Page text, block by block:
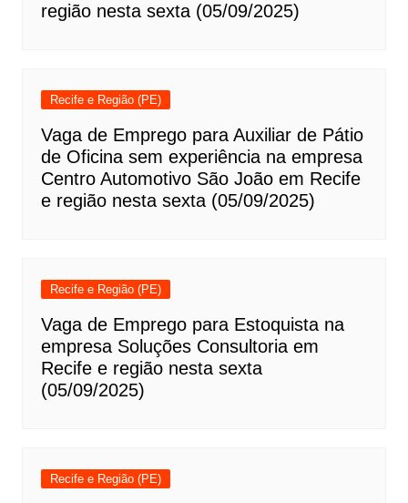
região nesta sexta (05/09/2025)
Recife e Região (PE)
Vaga de Emprego para Auxiliar de Pátio
de Oficina sem experiência na empresa
Centro Automotivo São João em Recife
e região nesta sexta (05/09/2025)
Recife e Região (PE)
Vaga de Emprego para Estoquista na
empresa Soluções Consultoria em
Recife e região nesta sexta
(05/09/2025)
Recife e Região (PE)